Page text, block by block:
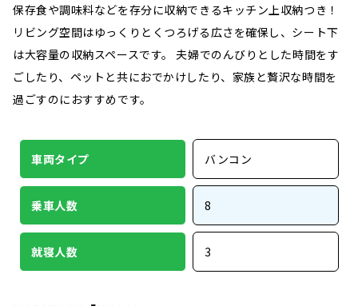
保存食や調味料などを存分に収納できるキッチン上収納つき！
リビング空間はゆっくりとくつろげる広さを確保し、シート下
は大容量の収納スペースです。 夫婦でのんびりとした時間をす
ごしたり、ペットと共におでかけしたり、家族と贅沢な時間を
過ごすのにおすすめです。
車両タイプ バンコン
乗車人数 8
就寝人数 3